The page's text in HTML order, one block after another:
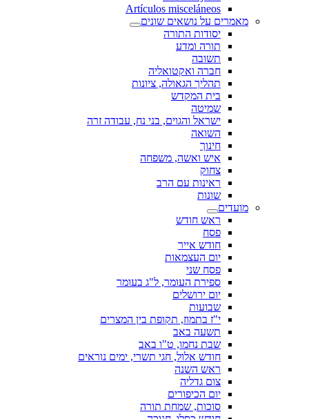
Artículos misceláneos
מאמרים על נושאים שונים
יסודות התורה
תורה ומדע
תשובה
חברה ואקטואליה
תהליך הגאולה, ציונות
בית המקדש
שמיטה
ישראל והגוים, בני נח, עבודה זרה
השואה
חינוך
איש ואשה, משפחה
צחוק
ראינות עם הרב
שונות
מועדים
ראש חודש
פסח
חודש אייר
יום העצמאות
פסח שני
ספירת העומר, ל"ג בעומר
יום ירושלים
שבועות
י"ז בתמוז, תקופת בין המצרים
תשעה באב
שבת נחמו, ט"ו באב
חודש אלול, חגי תשרי, ימים נוראים
ראש השנה
צום גדליה
יום הכיפורים
סוכות, שמחת תורה